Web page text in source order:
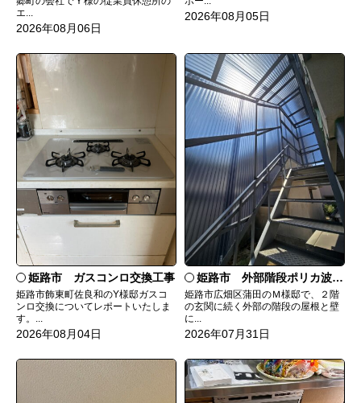
エ...
2026年08月06日
2026年08月05日
姫路市 ガスコンロ交換工事
姫路市飾東町佐良和のY様邸ガスコ
ンロ交換についてレポートいたしま
す。...
2026年08月04日
姫路市 外部階段ポリカ波板張替工事
姫路市広畑区蒲田のＭ様邸で、２階
の玄関に続く外部の階段の屋根と壁
に...
2026年07月31日